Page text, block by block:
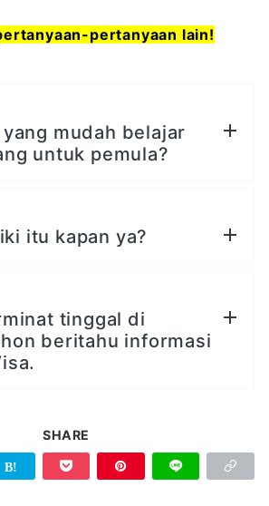
pertanyaan lain!
mudah belajar
untuk pemula?
itu kapan ya?
tinggal di
beritahu informasi
SHARE